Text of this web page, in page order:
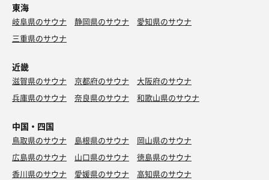
東海
岐阜県のサウナ 静岡県のサウナ
愛知県のサウナ
三重県のサウナ
近畿
滋賀県のサウナ 京都府のサウナ
大阪府のサウナ
兵庫県のサウナ
奈良県のサウナ 和歌山県のサウナ
中国・四国
鳥取県のサウナ 島根県のサウナ
岡山県のサウナ
広島県のサウナ
山口県のサウナ
徳島県のサウナ
香川県のサウナ
愛媛県のサウナ 高知県のサウナ